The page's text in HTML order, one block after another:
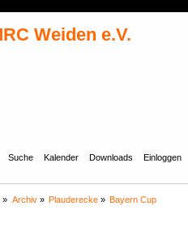
Suche Kalender Downloads Einloggen
» Archiv» Plauderecke» Bayern Cup